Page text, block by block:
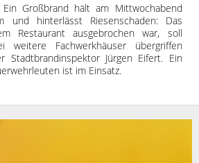
Ein Großbrand hält am Mittwochabend
und hinterlässt Riesenschaden: Das
Restaurant ausgebrochen war, soll
weitere Fachwerkhäuser übergriffen
Stadtbrandinspektor Jürgen Eifert. Ein
ist im Einsatz.